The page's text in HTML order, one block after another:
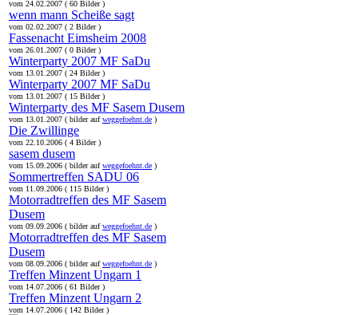
vom 24.02.2007 ( 60 Bilder )
wenn mann Scheiße sagt
vom 02.02.2007 ( 2 Bilder )
Fassenacht Eimsheim 2008
vom 26.01.2007 ( 0 Bilder )
Winterparty 2007 MF SaDu
vom 13.01.2007 ( 24 Bilder )
Winterparty 2007 MF SaDu
vom 13.01.2007 ( 15 Bilder )
Winterparty des MF Sasem Dusem
vom 13.01.2007 ( bilder aufweggefoehnt.de )
Die Zwillinge
vom 22.10.2006 ( 4 Bilder )
sasem dusem
vom 15.09.2006 ( bilder aufweggefoehnt.de )
Sommertreffen SADU 06
vom 11.09.2006 ( 115 Bilder )
Motorradtreffen des MF Sasem
Dusem
vom 09.09.2006 ( bilder aufweggefoehnt.de )
Motorradtreffen des MF Sasem
Dusem
vom 08.09.2006 ( bilder aufweggefoehnt.de )
Treffen Minzent Ungarn 1
vom 14.07.2006 ( 61 Bilder )
Treffen Minzent Ungarn 2
vom 14.07.2006 ( 142 Bilder )